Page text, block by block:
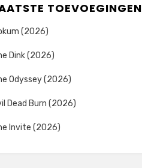
TOEVOEGINGEN
(2026)
Dink (2026)
Odyssey (2026)
Dead Burn (2026)
Invite (2026)